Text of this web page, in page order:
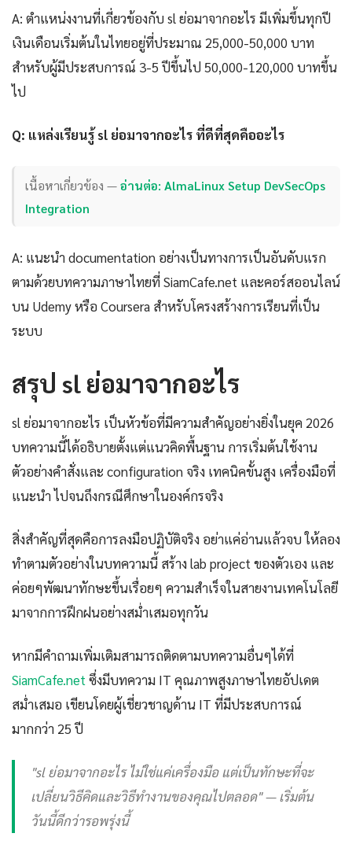
A: ตำแหน่งงานที่เกี่ยวข้องกับ sl ย่อมาจากอะไร มีเพิ่มขึ้นทุกปี
เงินเดือนเริ่มต้นในไทยอยู่ที่ประมาณ 25,000-50,000 บาท
สำหรับผู้มีประสบการณ์ 3-5 ปีขึ้นไป 50,000-120,000 บาทขึ้น
ไป
Q: แหล่งเรียนรู้ sl ย่อมาจากอะไร ที่ดีที่สุดคืออะไร
เนื้อหาเกี่ยวข้อง —อ่านต่อ: AlmaLinux Setup DevSecOps
Integration
A: แนะนำ documentation อย่างเป็นทางการเป็นอันดับแรก
ตามด้วยบทความภาษาไทยที่ SiamCafe.net และคอร์สออนไลน์
บน Udemy หรือ Coursera สำหรับโครงสร้างการเรียนที่เป็น
ระบบ
สรุป sl ย่อมาจากอะไร
sl ย่อมาจากอะไร เป็นหัวข้อที่มีความสำคัญอย่างยิ่งในยุค 2026
บทความนี้ได้อธิบายตั้งแต่แนวคิดพื้นฐาน การเริ่มต้นใช้งาน
ตัวอย่างคำสั่งและ configuration จริง เทคนิคขั้นสูง เครื่องมือที่
แนะนำ ไปจนถึงกรณีศึกษาในองค์กรจริง
สิ่งสำคัญที่สุดคือการลงมือปฏิบัติจริง อย่าแค่อ่านแล้วจบ ให้ลอง
ทำตามตัวอย่างในบทความนี้ สร้าง lab project ของตัวเอง และ
ค่อยๆพัฒนาทักษะขึ้นเรื่อยๆ ความสำเร็จในสายงานเทคโนโลยี
มาจากการฝึกฝนอย่างสม่ำเสมอทุกวัน
หากมีคำถามเพิ่มเติมสามารถติดตามบทความอื่นๆได้ที่
SiamCafe.net ซึ่งมีบทความ IT คุณภาพสูงภาษาไทยอัปเดต
สม่ำเสมอ เขียนโดยผู้เชี่ยวชาญด้าน IT ที่มีประสบการณ์
มากกว่า 25 ปี
"sl ย่อมาจากอะไร ไม่ใช่แค่เครื่องมือ แต่เป็นทักษะที่จะ
เปลี่ยนวิธีคิดและวิธีทำงานของคุณไปตลอด" — เริ่มต้น
วันนี้ดีกว่ารอพรุ่งนี้